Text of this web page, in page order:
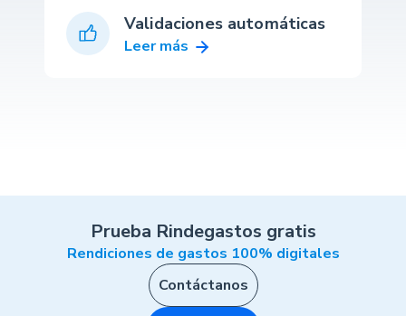
Validaciones automáticas
Leer más
Prueba Rindegastos gratis
Rendiciones de gastos 100% digitales
Contáctanos